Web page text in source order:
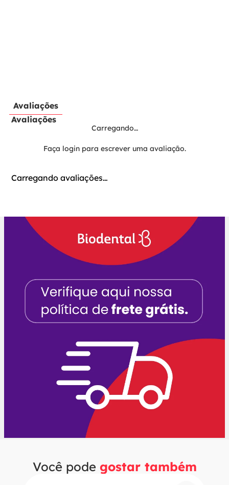
Avaliações
Avaliações
Carregando…
Faça login para escrever uma avaliação.
Carregando avaliações…
Você pode gostar também